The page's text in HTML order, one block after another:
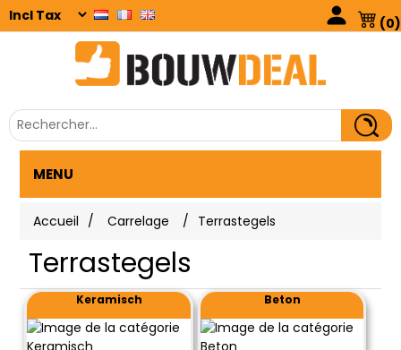
(0)
MENU
Accueil / Carrelage / Terrastegels
Terrastegels
Keramisch Beton